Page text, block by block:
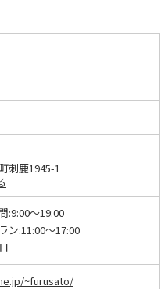
刺鹿1945-1
:9:00～19:00
ン:11:00～17:00
~furusato/